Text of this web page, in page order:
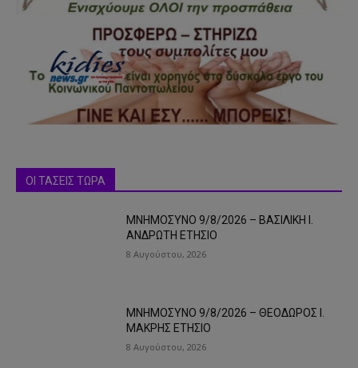
ΟΙ ΤΑΣΕΙΣ ΤΩΡΑ
ΜΝΗΜΟΣΥΝΟ 9/8/2026 – ΒΑΣΙΛΙΚΗ Ι.
ΑΝΔΡΩΤΗ ΕΤΗΣΙΟ
8 Αυγούστου, 2026
ΜΝΗΜΟΣΥΝΟ 9/8/2026 – ΘΕΟΔΩΡΟΣ Ι.
ΜΑΚΡΗΣ ΕΤΗΣΙΟ
8 Αυγούστου, 2026